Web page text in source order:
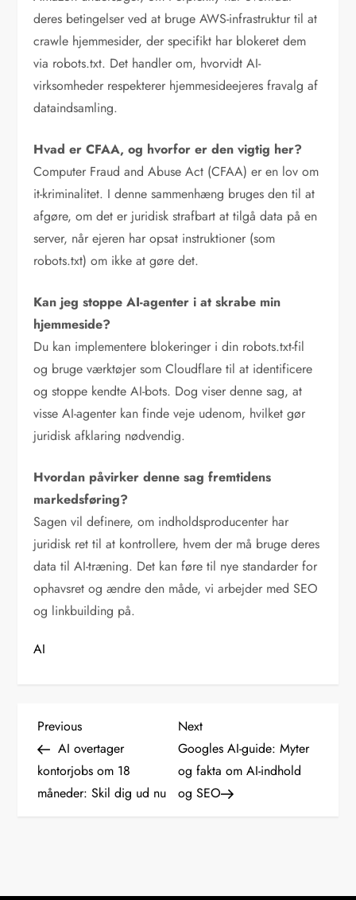
deres betingelser ved at bruge AWS-infrastruktur til at
crawle hjemmesider, der specifikt har blokeret dem
via robots.txt. Det handler om, hvorvidt AI-
virksomheder respekterer hjemmesideejeres fravalg af
dataindsamling.
Hvad er CFAA, og hvorfor er den vigtig her?
Computer Fraud and Abuse Act (CFAA) er en lov om
it-kriminalitet. I denne sammenhæng bruges den til at
afgøre, om det er juridisk strafbart at tilgå data på en
server, når ejeren har opsat instruktioner (som
robots.txt) om ikke at gøre det.
Kan jeg stoppe AI-agenter i at skrabe min
hjemmeside?
Du kan implementere blokeringer i din robots.txt-fil
og bruge værktøjer som Cloudflare til at identificere
og stoppe kendte AI-bots. Dog viser denne sag, at
visse AI-agenter kan finde veje udenom, hvilket gør
juridisk afklaring nødvendig.
Hvordan påvirker denne sag fremtidens
markedsføring?
Sagen vil definere, om indholdsproducenter har
juridisk ret til at kontrollere, hvem der må bruge deres
data til AI-træning. Det kan føre til nye standarder for
ophavsret og ændre den måde, vi arbejder med SEO
og linkbuilding på.
AI
I
n
d
Previous
Post
Previous
AI overtager
kontorjobs om 18
måneder: Skil dig ud nu
Next
Post
Next
Googles AI-guide: Myter
og fakta om AI-indhold
og SEO